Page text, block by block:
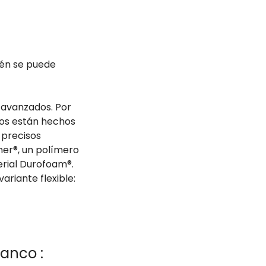
se puede
Por
están hechos
un polímero
Durofoam®.
flexible:
: